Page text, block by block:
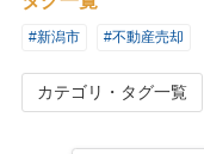
#新潟市 #不動産売却
カテゴリ・タグ一覧